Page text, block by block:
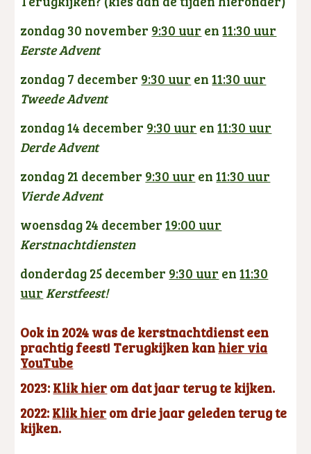
zondag 30 november 9:30 uur en11:30 uur
Eerste Advent
zondag 7 december 9:30 uur en11:30 uur
Tweede Advent
zondag14 december 9:30 uur en11:30 uur
Derde Advent
zondag 21 december 9:30 uur en11:30 uur
Vierde Advent
woensdag 24 december19:00 uur
Kerstnachtdiensten
donderdag 25 december 9:30 uur en11:30
uur Kerstfeest!
Ook in 2024 was de kerstnachtdiensteen
prachtig feest! Terugkijken kan hier via
YouTube
2023: Klik hier om dat jaar terug te kijken.
2022: Klik hier om drie jaar geleden terug te
kijken.